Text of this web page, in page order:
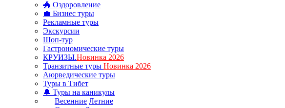
🐲 Оздоровление
💼 Бизнес туры
Рекламные туры
Экскурсии
Шоп-тур
Гастрономические туры
КРУИЗЫ.Новинка 2026
Транзитные туры Новинка 2026
Аюрведические туры
Туры в Тибет
🔔 Туры на каникулы
Весенние Летние